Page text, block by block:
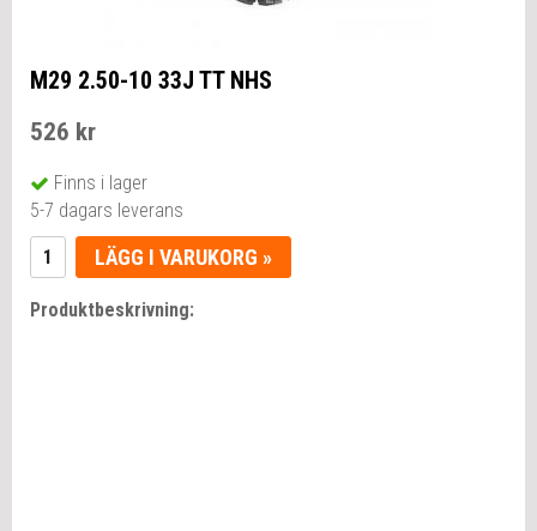
M29 2.50-10 33J TT NHS
526 kr
Finns i lager
5-7 dagars leverans
LÄGG I VARUKORG »
Produktbeskrivning: